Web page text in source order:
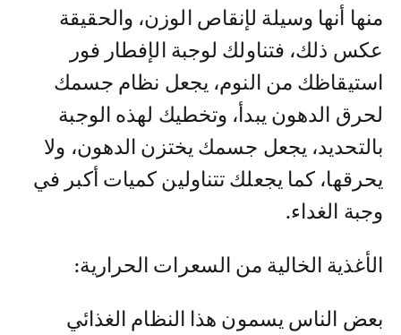
منها أنها وسيلة لإنقاص الوزن، والحقيقة
عكس ذلك، فتناولك لوجبة الإفطار فور
استيقاظك من النوم، يجعل نظام جسمك
لحرق الدهون يبدأ، وتخطيك لهذه الوجبة
بالتحديد، يجعل جسمك يختزن الدهون، ولا
يحرقها، كما يجعلك تتناولين كميات أكبر في
وجبة الغداء.
الأغذية الخالية من السعرات الحرارية:
بعض الناس يسمون هذا النظام الغذائي